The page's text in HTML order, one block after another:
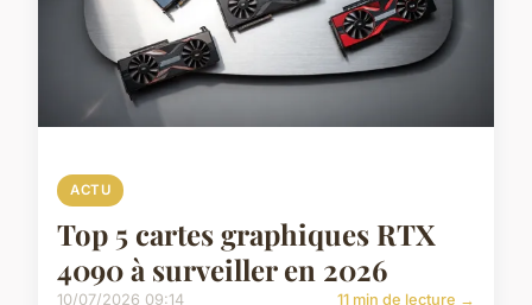
ACTU
Top 5 cartes graphiques RTX
4090 à surveiller en 2026
10/07/2026 09:14 11 min de lecture →